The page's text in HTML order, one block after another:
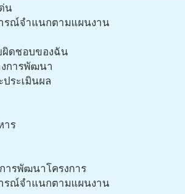
น
รณ์จำแนกตามแผนงาน
ผิดชอบของฉัน
งการพัฒนา
ระเมินผล
าร
ารพัฒนาโครงการ
รณ์จำแนกตามแผนงาน